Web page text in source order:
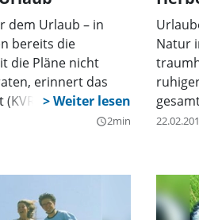
dem Urlaub – in
bereits die
die Pläne nicht
erinnert das
alle Urlauber,
wiequery_builder2min
Natur